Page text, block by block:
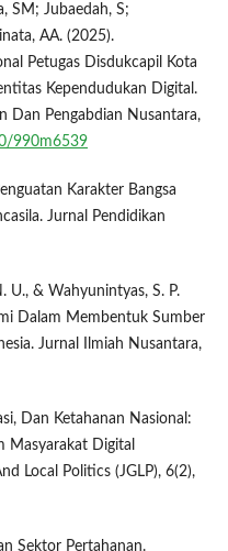
SM; Jubaedah, S;
AA. (2025).
Petugas Disdukcapil Kota
Kependudukan Digital.
Dan Pengabdian Nusantara,
990m6539
Karakter Bangsa
Jurnal Pendidikan
U., & Wahyunintyas, S. P.
Dalam Membentuk Sumber
Jurnal Ilmiah Nusantara,
Dan Ketahanan Nasional:
Masyarakat Digital
Local Politics (JGLP), 6(2),
Sektor Pertahanan.